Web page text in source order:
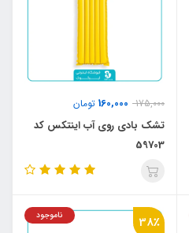
175,000
160,000 تومان
تشک بادی روی آب اینتکس کد
59703
38٪ ناموجود